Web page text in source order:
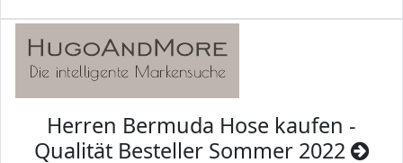
Herren Bermuda Hose kaufen -
Qualität Besteller Sommer 2022